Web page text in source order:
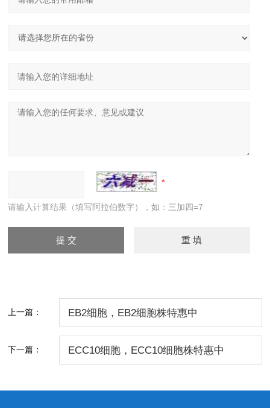
请输入计算结果（填写阿拉伯数字），如：三加四=7
上一篇： EB2细胞，EB2细胞株特惠中
下一篇： ECC10细胞，ECC10细胞株特惠中